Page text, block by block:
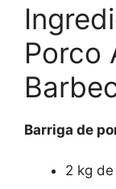
Porco
Barriga de
2 kg